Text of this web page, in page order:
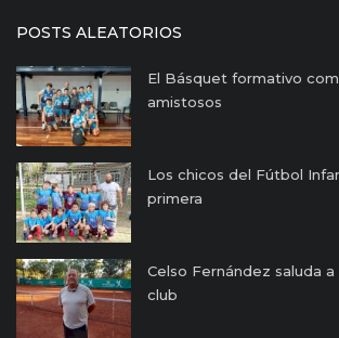
POSTS ALEATORIOS
El Básquet formativo
amistosos
Los chicos del Fútbol
primera
Celso Fernández saluda
club